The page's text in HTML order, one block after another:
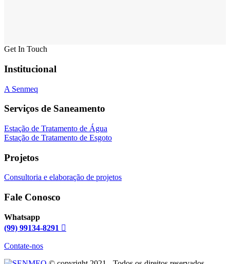
Get In Touch
Institucional
A Senmeq
Serviços de Saneamento
Estação de Tratamento de Água
Estação de Tratamento de Esgoto
Projetos
Consultoria e elaboração de projetos
Fale Conosco
Whatsapp
(99) 99134-8291
Contate-nos